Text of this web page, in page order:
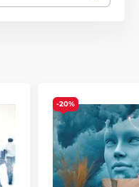
(8 pruhů),441x297
-20%